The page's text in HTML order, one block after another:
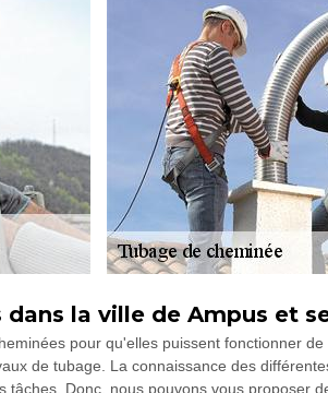
la ville de Ampus et
pour qu'elles puissent fonctionner
de tubage. La connaissance des
tâches. Donc, nous pouvons vous proposer